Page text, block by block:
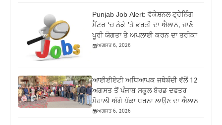
Punjab Job Alert: ਵੋਕੇਸ਼ਨਲ ਟ੍ਰੇਨਿੰਗ
ਸੈਂਟਰ ‘ਚ ਠੇਕੇ ‘ਤੇ ਭਰਤੀ ਦਾ ਐਲਾਨ, ਜਾਣੋ
ਪੂਰੀ ਯੋਗਤਾ ਤੇ ਅਪਲਾਈ ਕਰਨ ਦਾ ਤਰੀਕਾ
ਅਗਸਤ 6, 2026
ਆਈਈਏਟੀ ਅਧਿਆਪਕ ਜਥੇਬੰਦੀ ਵੱਲੋਂ 12
ਅਗਸਤ ਤੋਂ ਪੰਜਾਬ ਸਕੂਲ ਬੋਰਡ ਦਫਤਰ
ਮੋਹਾਲੀ ਅੱਗੇ ਪੱਕਾ ਧਰਨਾ ਲਾਉਣ ਦਾ ਐਲਾਨ
ਅਗਸਤ 6, 2026